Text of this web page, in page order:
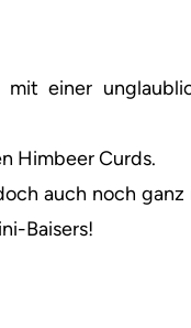
einer
Himbeer Curds.
auch noch
Baisers!